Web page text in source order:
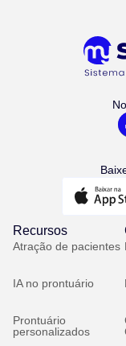
Recursos
Atração de pacientes
IA no prontuário
Prontuário
personalizados